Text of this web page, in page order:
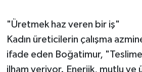
"Üretmek haz veren bir iş"
Kadın üreticilerin çalışma
ifade eden Boğatimur,
ilham veriyor. Enerjik, mutlu ve